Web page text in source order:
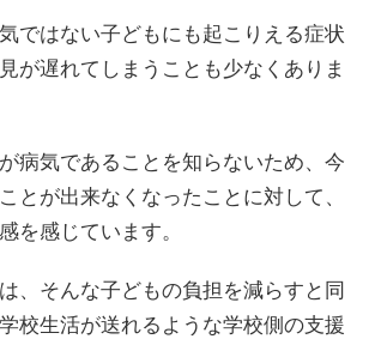
ではない子どもにも起こりえる症状
が遅れてしまうことも少なくありま
病気であることを知らないため、今
とが出来なくなったことに対して、
を感じています。
、そんな子どもの負担を減らすと同
校生活が送れるような学校側の支援